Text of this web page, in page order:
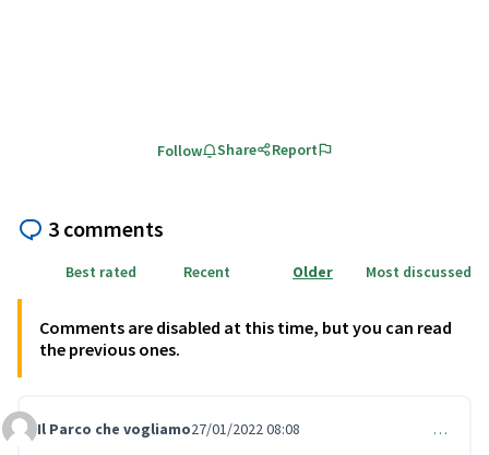
Follow Share Report
3 comments
Best rated Recent Older Most discussed
Comments are disabled at this time, but you can read
the previous ones.
Comment 553
Il Parco che vogliamo27/01/2022 08:08 …